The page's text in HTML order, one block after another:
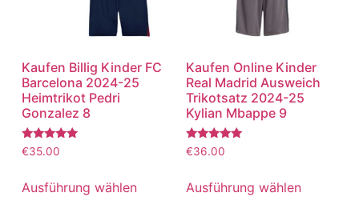
Kaufen Billig Kinder FC
Barcelona 2024-25
Heimtrikot Pedri
Gonzalez 8
Bewertet
mit
von 5
€35.00
Ausführung wählen
Kaufen Online Kinder
Real Madrid Ausweich
Trikotsatz 2024-25
Kylian Mbappe 9
Bewertet
mit
von 5
€36.00
Ausführung wählen